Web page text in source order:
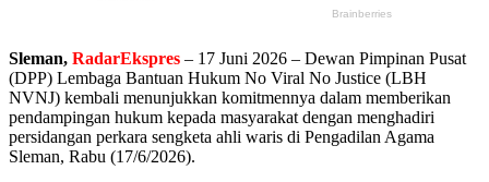
Sleman, RadarEkspres – 17 Juni 2026 – Dewan Pimpinan Pusat
(DPP) Lembaga Bantuan Hukum No Viral No Justice (LBH
NVNJ) kembali menunjukkan komitmennya dalam memberikan
pendampingan hukum kepada masyarakat dengan menghadiri
persidangan perkara sengketa ahli waris di Pengadilan Agama
Sleman, Rabu (17/6/2026).